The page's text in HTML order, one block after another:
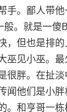
手。鄙人带
般。就是一傻
，但也是排
巫见小巫。最
很胖。在扯
闻他们是小
。和亨哥一